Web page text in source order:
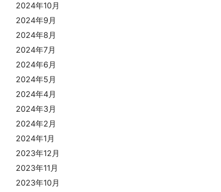
2024年10月
2024年9月
2024年8月
2024年7月
2024年6月
2024年5月
2024年4月
2024年3月
2024年2月
2024年1月
2023年12月
2023年11月
2023年10月